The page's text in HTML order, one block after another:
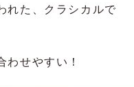
れた、クラシカルで
わせやすい！